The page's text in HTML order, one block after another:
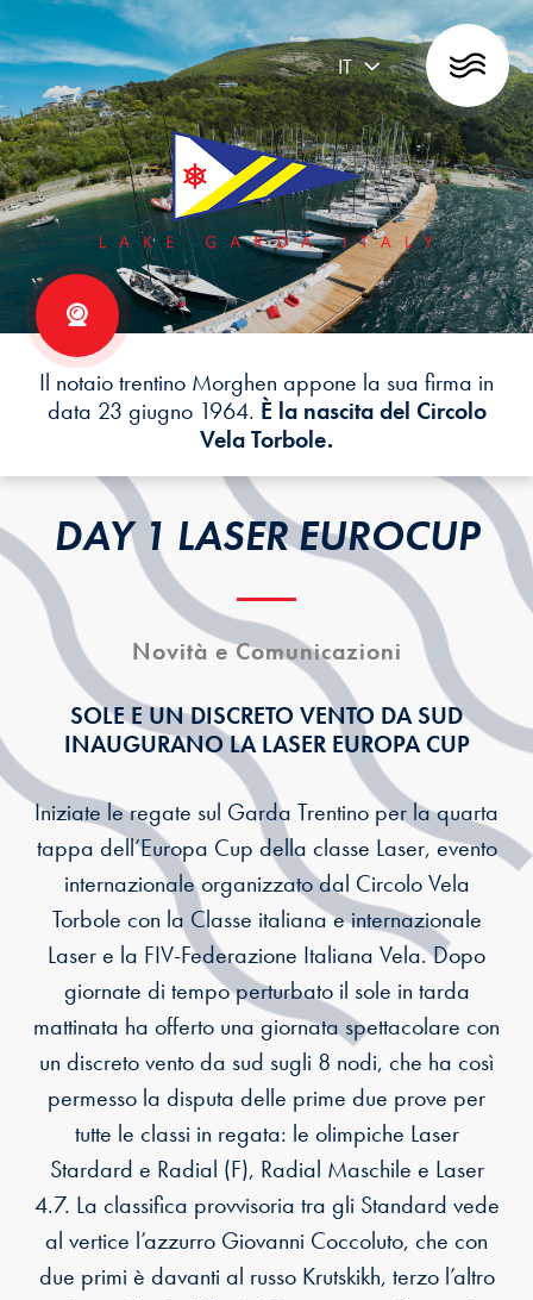
IT
Il notaio trentino Morghen appone la sua firma in
data 23 giugno 1964. È la nascita del Circolo
Vela Torbole.
DAY 1 LASER EUROCUP
Novità e Comunicazioni
SOLE E UN DISCRETO VENTO DA SUD
INAUGURANO LA LASER EUROPA CUP
Iniziate le regate sul Garda Trentino per la quarta
tappa dell’Europa Cup della classe Laser, evento
internazionale organizzato dal Circolo Vela
Torbole con la Classe italiana e internazionale
Laser e la FIV-Federazione Italiana Vela. Dopo
giornate di tempo perturbato il sole in tarda
mattinata ha offerto una giornata spettacolare con
un discreto vento da sud sugli 8 nodi, che ha così
permesso la disputa delle prime due prove per
tutte le classi in regata: le olimpiche Laser
Stardard e Radial (F), Radial Maschile e Laser
4.7. La classifica provvisoria tra gli Standard vede
al vertice l’azzurro Giovanni Coccoluto, che con
due primi è davanti al russo Krutskikh, terzo l’altro